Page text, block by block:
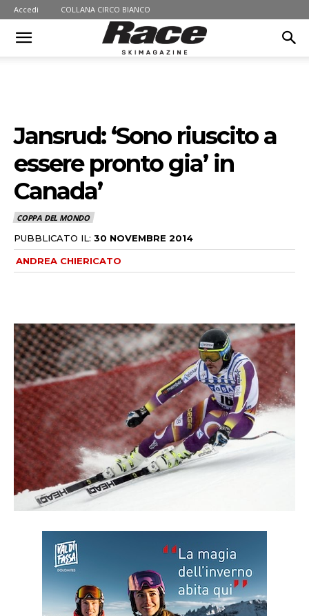
Accedi COLLANA CIRCO BIANCO
Jansrud: ‘Sono riuscito a
essere pronto gia’ in
Canada’
COPPA DEL MONDO
PUBBLICATO IL: 30 NOVEMBRE 2014
ANDREA CHIERICATO